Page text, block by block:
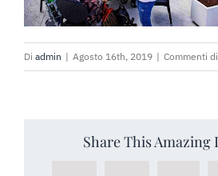
Di admin | Agosto 16th, 2019 | Commenti
Share This Amazing